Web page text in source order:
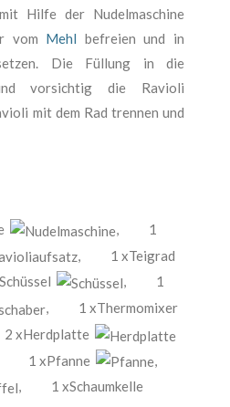
Hilfe der Nudelmaschine
vom Mehl befreien und in
Die Füllung in die
vorsichtig die Ravioli
mit dem Rad trennen und
,
1
,
1 xTeigrad
,
1
,
1 xThermomixer
2 xHerdplatte
1 xPfanne
,
, 1 xSchaumkelle